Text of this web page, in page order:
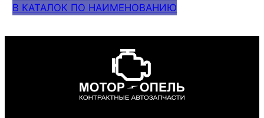
В КАТАЛОК ПО НАИМЕНОВАНИЮ